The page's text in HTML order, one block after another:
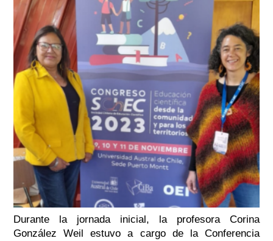
Durante la jornada inicial, la profesora Corina
González Weil estuvo a cargo de la Conferencia